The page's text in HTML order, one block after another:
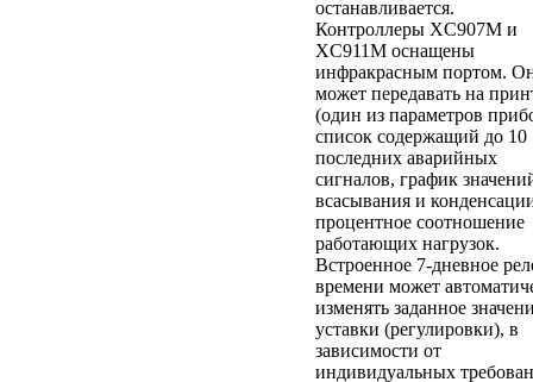
останавливается.
Контроллеры XC907M и
XC911M оснащены
инфракрасным портом.
может передавать на
(один из параметров
список содержащий до 10
последних аварийных
сигналов, график
всасывания и
процентное соотношение
работающих нагрузок.
Встроенное 7-дневное
времени может
изменять заданное
уставки (регулировки), в
зависимости от
индивидуальных